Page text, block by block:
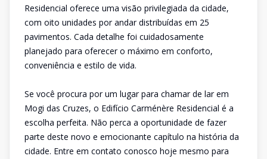
Residencial oferece uma visão privilegiada da cidade,
com oito unidades por andar distribuídas em 25
pavimentos. Cada detalhe foi cuidadosamente
planejado para oferecer o máximo em conforto,
conveniência e estilo de vida.
Se você procura por um lugar para chamar de lar em
Mogi das Cruzes, o Edifício Carménère Residencial é a
escolha perfeita. Não perca a oportunidade de fazer
parte deste novo e emocionante capítulo na história da
cidade. Entre em contato conosco hoje mesmo para